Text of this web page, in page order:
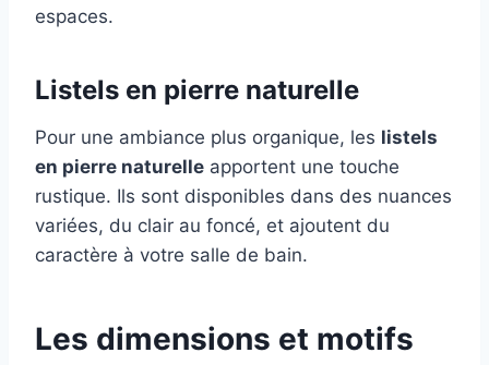
espaces.
Listels en pierre naturelle
Pour une ambiance plus organique, les listels
en pierre naturelle apportent une touche
rustique. Ils sont disponibles dans des nuances
variées, du clair au foncé, et ajoutent du
caractère à votre salle de bain.
Les dimensions et motifs